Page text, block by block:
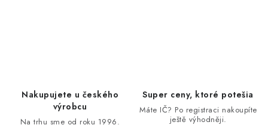
Nakupujete u českého
výrobcu
Na trhu sme od roku 1996.
Super ceny, ktoré potešia
Máte IČ? Po registraci nakoupíte
ještě výhodněji.